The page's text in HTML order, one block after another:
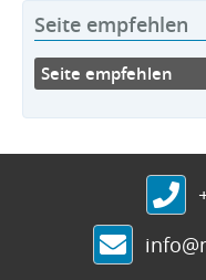
Seite empfehlen
Seite empfehlen